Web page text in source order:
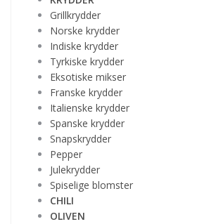
Grillkrydder
Norske krydder
Indiske krydder
Tyrkiske krydder
Eksotiske mikser
Franske krydder
Italienske krydder
Spanske krydder
Snapskrydder
Pepper
Julekrydder
Spiselige blomster
CHILI
OLIVEN